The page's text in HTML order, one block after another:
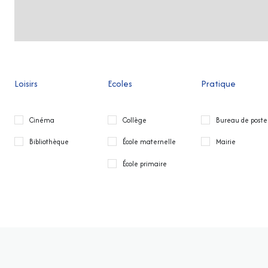
Loisirs
Cinéma
Bibliothèque
Ecoles
Collège
École maternelle
École primaire
Pratique
Bureau de poste
Mairie